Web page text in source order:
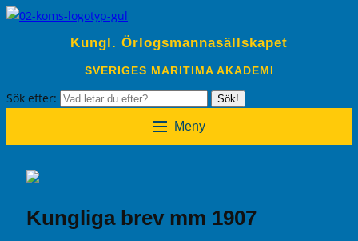
Kungl. Örlogsmannasällskapet
SVERIGES MARITIMA AKADEMI
Sök efter: Sök!
Meny
Kungliga brev mm 1907